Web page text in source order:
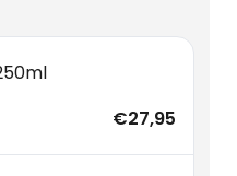
€27,95